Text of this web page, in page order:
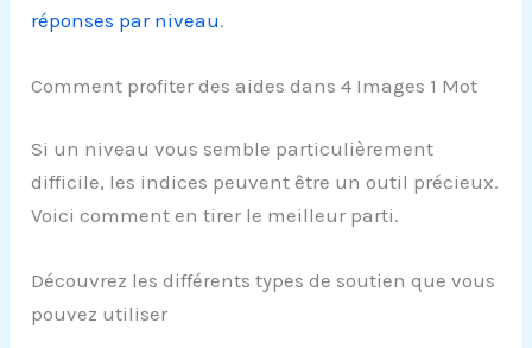
réponses par niveau.
Comment profiter des aides dans 4 Images 1 Mot
Si un niveau vous semble particulièrement
difficile, les indices peuvent être un outil précieux.
Voici comment en tirer le meilleur parti.
Découvrez les différents types de soutien que vous
pouvez utiliser